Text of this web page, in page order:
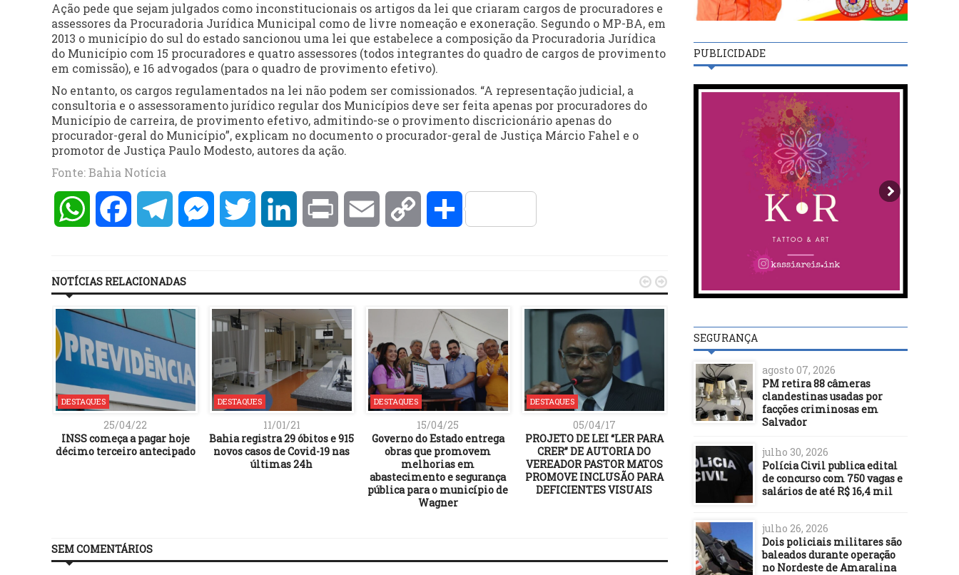
Ação pede que sejam julgados como inconstitucionais os artigos da lei que criaram cargos de procuradores e
assessores da Procuradoria Jurídica Municipal como de livre nomeação e exoneração. Segundo o MP-BA, em
2013 o município do sul do estado sancionou uma lei que estabelece a composição da Procuradoria Jurídica
do Município com 15 procuradores e quatro assessores (todos integrantes do quadro de cargos de provimento
em comissão), e 16 advogados (para o quadro de provimento efetivo).
No entanto, os cargos regulamentados na lei não podem ser comissionados. “A representação judicial, a
consultoria e o assessoramento jurídico regular dos Municípios deve ser feita apenas por procuradores do
Município de carreira, de provimento efetivo, admitindo-se o provimento discricionário apenas do
procurador-geral do Município”, explicam no documento o procurador-geral de Justiça Márcio Fahel e o
promotor de Justiça Paulo Modesto, autores da ação.
Fonte: Bahia Notícia
WhatsAppFacebookTelegramMessengerTwitter LinkedInPrint Email Copy Compartilhar
NOTÍCIAS RELACIONADAS
DESTAQUES
25/04/22
INSS começa a pagar hoje
décimo terceiro antecipado
DESTAQUES
11/01/21
Bahia registra 29 óbitos e 915
novos casos de Covid-19 nas
últimas 24h
DESTAQUES
15/04/25
Governo do Estado entrega
obras que promovem
melhorias em
abastecimento e segurança
pública para o município de
Wagner
DESTAQUES
05/04/17
PROJETO DE LEI “LER PARA
CRER” DE AUTORIA DO
VEREADOR PASTOR MATOS
PROMOVE INCLUSÃO PARA
DEFICIENTES VISUAIS
DESTAQUES
13/04/19
indenização à mulher
vítima de violência
doméstica
DESTAQUES
ensino fundamental
 
SEM COMENTÁRIOS
PUBLICIDADE
SEGURANÇA
agosto 07, 2026
PM retira 88 câmeras
clandestinas usadas por
facções criminosas em
Salvador
julho 30, 2026
Polícia Civil publica edital
de concurso com 750 vagas e
salários de até R$ 16,4 mil
julho 26, 2026
Dois policiais militares são
baleados durante operação
no Nordeste de Amaralina